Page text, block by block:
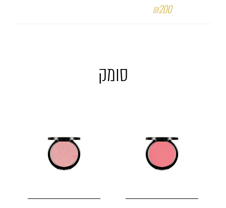
₪200
סומק